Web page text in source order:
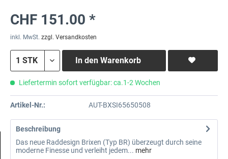
CHF 151.00 *
inkl. MwSt. zzgl. Versandkosten
In den Warenkorb
Liefertermin sofort verfügbar: ca.1-2 Wochen
Artikel-Nr.: AUT-BXSI65650508
Beschreibung
Das neue Raddesign Brixen (Typ BR) überzeugt durch seine
moderne Finesse und verleiht jedem... mehr